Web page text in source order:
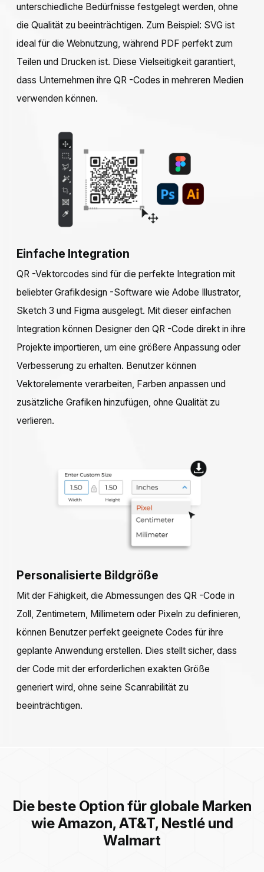
unterschiedliche Bedürfnisse festgelegt werden, ohne
die Qualität zu beeinträchtigen. Zum Beispiel: SVG ist
ideal für die Webnutzung, während PDF perfekt zum
Teilen und Drucken ist. Diese Vielseitigkeit garantiert,
dass Unternehmen ihre QR -Codes in mehreren Medien
verwenden können.
Einfache Integration
QR -Vektorcodes sind für die perfekte Integration mit
beliebter Grafikdesign -Software wie Adobe Illustrator,
Sketch 3 und Figma ausgelegt. Mit dieser einfachen
Integration können Designer den QR -Code direkt in ihre
Projekte importieren, um eine größere Anpassung oder
Verbesserung zu erhalten. Benutzer können
Vektorelemente verarbeiten, Farben anpassen und
zusätzliche Grafiken hinzufügen, ohne Qualität zu
verlieren.
Personalisierte Bildgröße
Mit der Fähigkeit, die Abmessungen des QR -Code in
Zoll, Zentimetern, Millimetern oder Pixeln zu definieren,
können Benutzer perfekt geeignete Codes für ihre
geplante Anwendung erstellen. Dies stellt sicher, dass
der Code mit der erforderlichen exakten Größe
generiert wird, ohne seine Scanrabilität zu
beeinträchtigen.
Die beste Option für globale Marken
wie Amazon, AT&T, Nestlé und
Walmart